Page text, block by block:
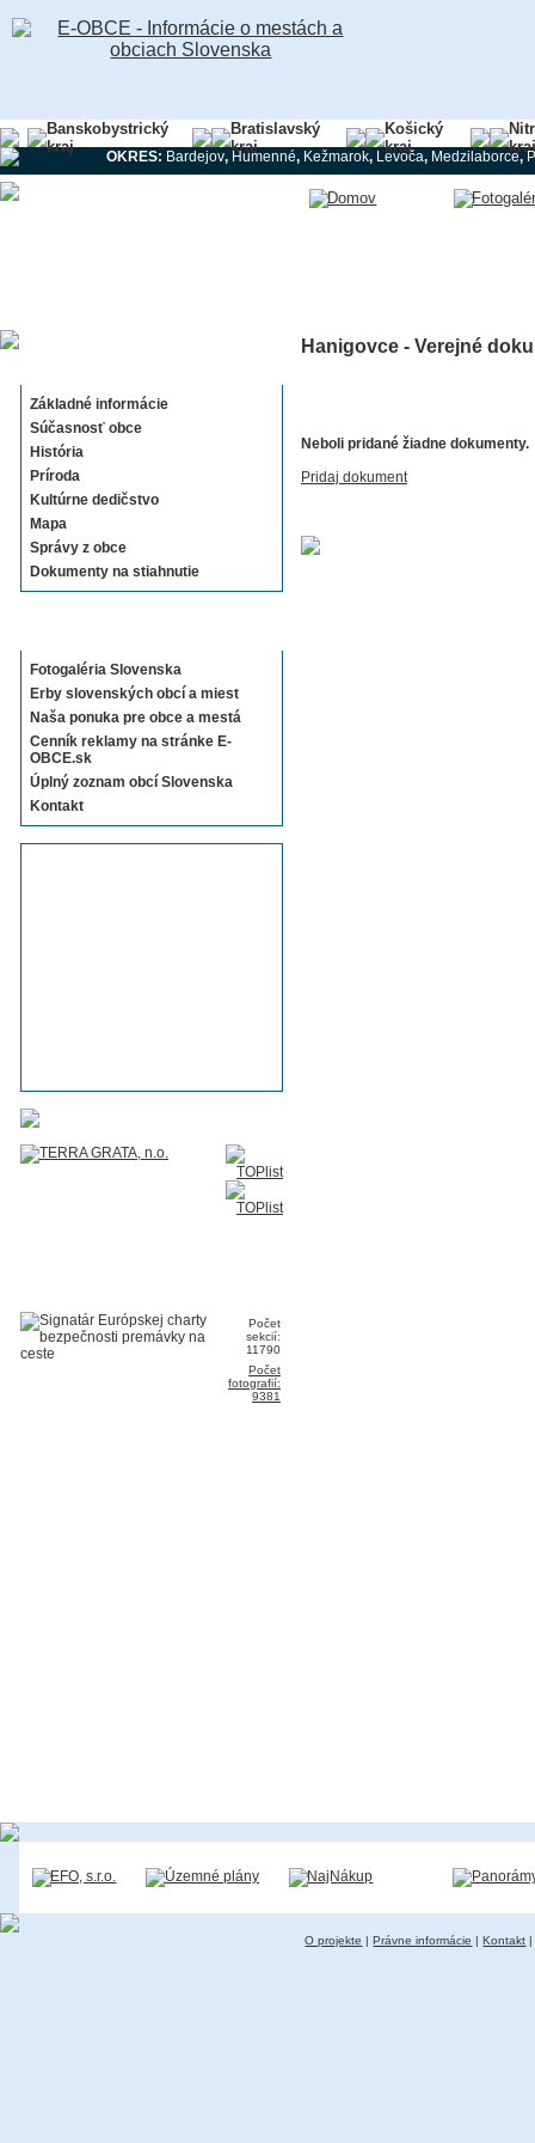
Banskobystrický
kraj
Bratislavský
kraj
Košický
kraj
kraj
OKRES: Bardejov,Humenné, Kežmarok, Levoča, Medzilaborce,
Základné informácie
Súčasnosť obce
História
Príroda
Kultúrne dedičstvo
Mapa
Správy z obce
Dokumenty na stiahnutie
Fotogaléria Slovenska
Erby slovenských obcí a miest
Naša ponuka pre obce a mestá
Cenník reklamy na stránke E-
OBCE.sk
Úplný zoznam obcí Slovenska
Kontakt
Počet
sekcií:
11790
Počet
fotografií:
9381
Hanigovce - Verejné
Neboli pridané žiadne dokumenty.
Pridaj dokument
O projekte |Právne informácie |Kontakt